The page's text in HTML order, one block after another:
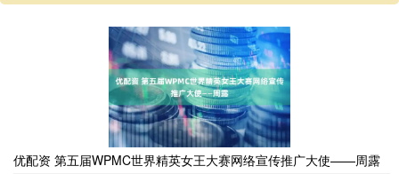
优配资 第五届WPMC世界精英女王大赛网络宣传推广大使——周露